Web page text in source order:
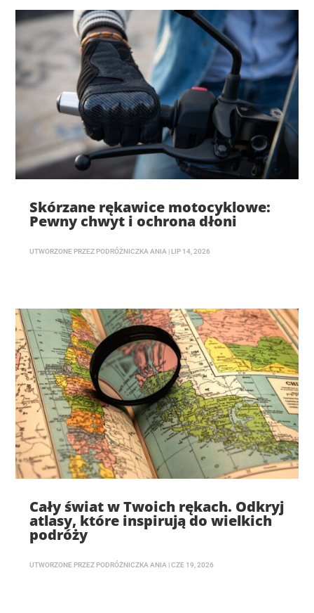
Skórzane rękawice motocyklowe:
Pewny chwyt i ochrona dłoni
UTWORZONE PRZEZ PODRÓŻNICZKA ANIA LIP 14, 2026
Cały świat w Twoich rękach. Odkryj
atlasy, które inspirują do wielkich
podróży
UTWORZONE PRZEZ PODRÓŻNICZKA ANIA |CZE 19, 2026